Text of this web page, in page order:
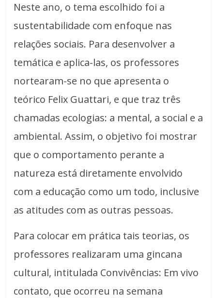
Neste ano, o tema escolhido foi a
sustentabilidade com enfoque nas
relações sociais. Para desenvolver a
temática e aplica-las, os professores
nortearam-se no que apresenta o
teórico Felix Guattari, e que traz três
chamadas ecologias: a mental, a social e a
ambiental. Assim, o objetivo foi mostrar
que o comportamento perante a
natureza está diretamente envolvido
com a educação como um todo, inclusive
as atitudes com as outras pessoas.
Para colocar em prática tais teorias, os
professores realizaram uma gincana
cultural, intitulada Convivências: Em vivo
contato, que ocorreu na semana